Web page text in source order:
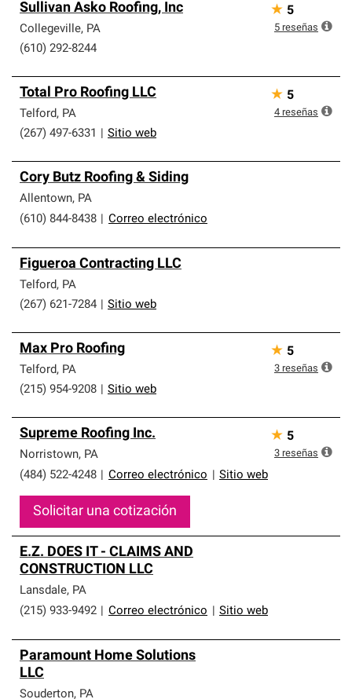
Sullivan Asko Roofing, Inc
Collegeville, PA
(610) 292-8244
★ 5
5 reseñas
Total Pro Roofing LLC
Telford, PA
(267) 497-6331
Sitio web
★ 5
4 reseñas
Cory Butz Roofing & Siding
Allentown, PA
(610) 844-8438
Correo electrónico
Figueroa Contracting LLC
Telford, PA
(267) 621-7284
Sitio web
Max Pro Roofing
Telford, PA
(215) 954-9208
Sitio web
★ 5
3 reseñas
Supreme Roofing Inc.
Norristown, PA
(484) 522-4248
Correo electrónico Sitio web
Solicitar una cotización
★ 5
3 reseñas
E.Z. DOES IT - CLAIMS AND
CONSTRUCTION LLC
Lansdale, PA
(215) 933-9492
Correo electrónico Sitio web
Paramount Home Solutions
LLC
Souderton, PA